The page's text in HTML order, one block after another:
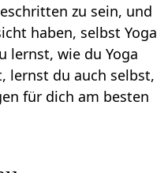
zu sein, und
haben, selbst Yoga
lernst, wie du Yoga
lernst du auch selbst,
für dich am besten